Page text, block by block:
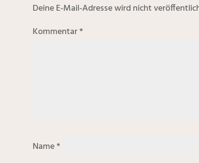
Deine E-Mail-Adresse wird nicht
Kommentar*
Name*